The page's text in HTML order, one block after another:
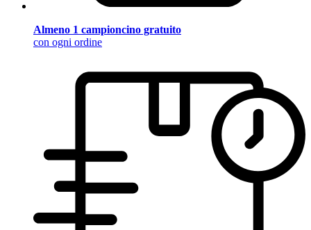
Almeno 1 campioncino gratuito
con ogni ordine